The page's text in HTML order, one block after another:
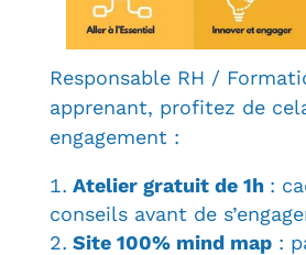
Responsable RH /
apprenant, profitez de
engagement :
Atelier gratuit de 1h :
conseils avant de
Site 100% mind map: